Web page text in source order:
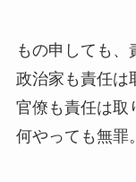
もの申しても、
政治家も責任は
官僚も責任は取
何やっても無罪。